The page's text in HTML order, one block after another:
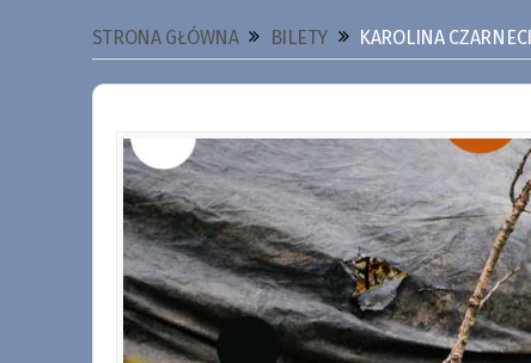
STRONA GŁÓWNA BILETY KAROLINA